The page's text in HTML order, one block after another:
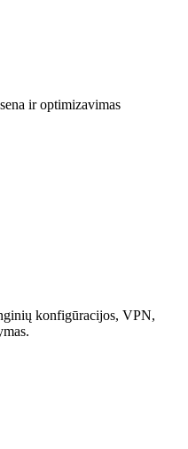
ir optimizavimas
konfigūracijos, VPN,